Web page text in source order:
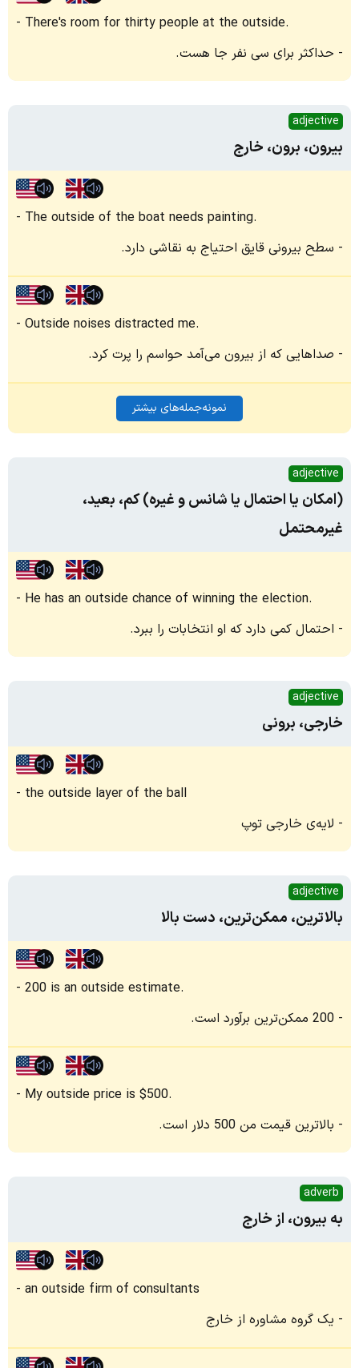
There's room for thirty people at the outside.
حداکثر برای سی نفر جا هست.
adjective
بیرون، برون، خارج
The outside of the boat needs painting.
سطح بیرونی قایق احتیاج به نقاشی دارد.
Outside noises distracted me.
صداهایی که از بیرون می‌آمد حواسم را پرت کرد.
نمونه‌جمله‌های بیشتر
adjective
(امکان یا احتمال یا شانس و غیره) کم، بعید،
غیرمحتمل
He has an outside chance of winning the election.
احتمال کمی دارد که او انتخابات را ببرد.
adjective
خارجی، برونی
the outside layer of the ball
لایه‌ی خارجی توپ
adjective
بالاترین، ممکن‌ترین، دست بالا
200 is an outside estimate.
200 ممکن‌ترین برآورد است.
My outside price is $500.
بالاترین قیمت من 500 دلار است.
adverb
به بیرون، از خارج
an outside firm of consultants
یک گروه مشاوره از خارج